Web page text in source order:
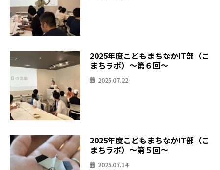
2025年度こどもまちなかIT部（こ
まちラボ）〜第６回〜
2025.07.22
2025年度こどもまちなかIT部（こ
まちラボ）〜第５回〜
2025.07.14